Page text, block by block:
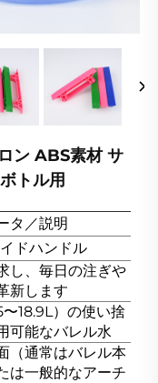
ン ABS素材 サ
トル用
タ／説明
ドハンドル
し、毎日の注ぎや
新します
18.9L）の使い捨
可能なバレル水
（通常はバレル本
は一般的なアーチ